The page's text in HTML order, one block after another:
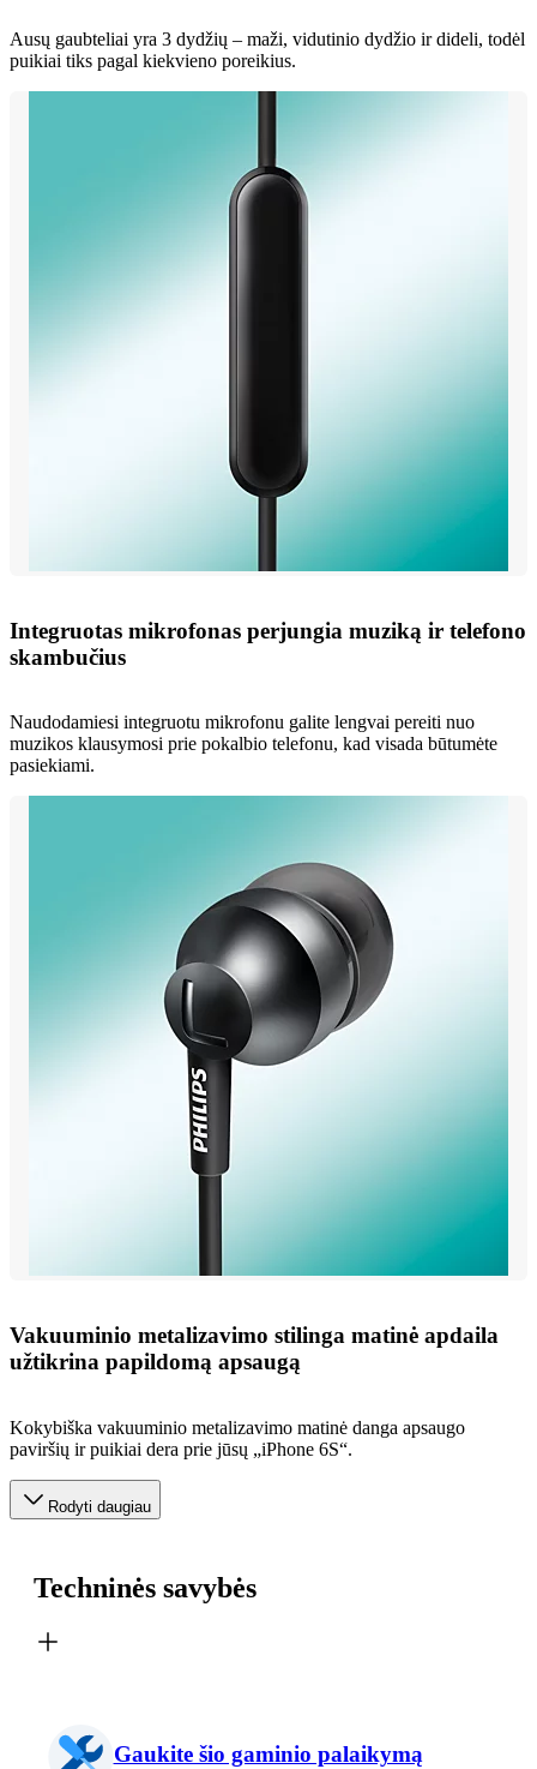
Ausų gaubteliai yra 3 dydžių – maži, vidutinio dydžio ir dideli, todėl
puikiai tiks pagal kiekvieno poreikius.
Integruotas mikrofonas perjungia muziką ir telefono
skambučius
Naudodamiesi integruotu mikrofonu galite lengvai pereiti nuo
muzikos klausymosi prie pokalbio telefonu, kad visada būtumėte
pasiekiami.
Vakuuminio metalizavimo stilinga matinė apdaila
užtikrina papildomą apsaugą
Kokybiška vakuuminio metalizavimo matinė danga apsaugo
paviršių ir puikiai dera prie jūsų „iPhone 6S“.
Rodyti daugiau
Techninės savybės
Gaukite šio gaminio palaikymą